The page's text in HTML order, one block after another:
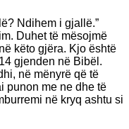
Ndihem i gjallë.”
Duhet të mësojmë
këto gjëra. Kjo është
gjenden në Bibël.
në mënyrë që të
punon me ne dhe të
në kryq ashtu si